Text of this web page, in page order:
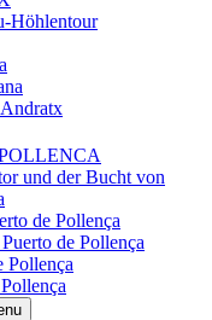
Höhlentour
und der Bucht von
de Pollença
de Pollença
Pollença